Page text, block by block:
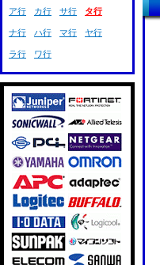
ア行 カ行 サ行 タ行
ナ行 ハ行 マ行 ヤ行
ラ行 ワ行